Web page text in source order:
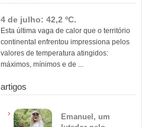
4 de julho: 42,2 ºC.
Esta última vaga de calor que o território
continental enfrentou impressiona pelos
valores de temperatura atingidos:
máximos, mínimos e de ...
artigos
Emanuel, um